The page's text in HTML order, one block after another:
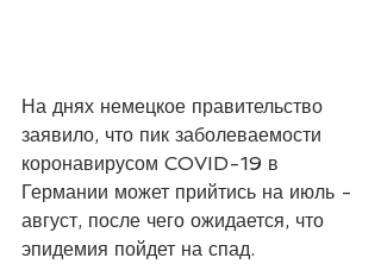
На днях немецкое правительство
заявило, что пик заболеваемости
коронавирусом COVID-19 в
Германии может прийтись на июль -
август, после чего ожидается, что
эпидемия пойдет на спад.